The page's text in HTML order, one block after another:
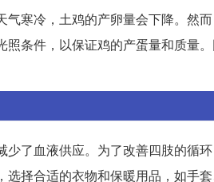
寒冷，土鸡的产卵量会下降。然
条件，以保证鸡的产蛋量和质量
了血液供应。为了改善四肢的循
择合适的衣物和保暖用品，如手